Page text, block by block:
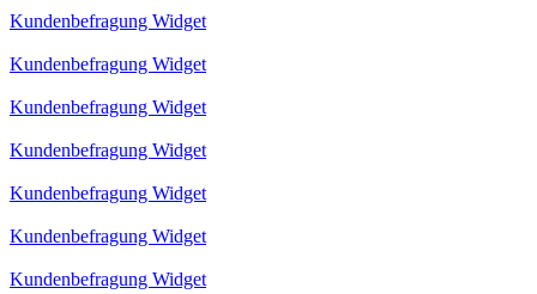
Kundenbefragung Widget
Kundenbefragung Widget
Kundenbefragung Widget
Kundenbefragung Widget
Kundenbefragung Widget
Kundenbefragung Widget
Kundenbefragung Widget